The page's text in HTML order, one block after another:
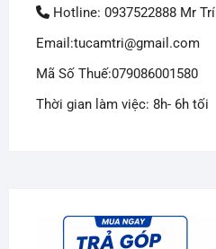
Hotline: 0937522888 Mr Trí
Email:tucamtri@gmail.com
Mã Số Thuế:079086001580
Thời gian làm việc: 8h- 6h tối